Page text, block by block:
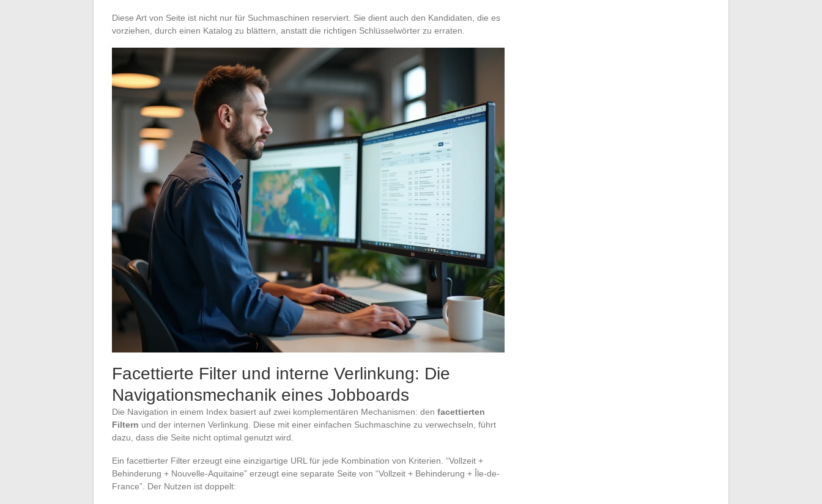
Diese Art von Seite ist nicht nur für Suchmaschinen reserviert. Sie dient auch den Kandidaten, die es
vorziehen, durch einen Katalog zu blättern, anstatt die richtigen Schlüsselwörter zu erraten.
Facettierte Filter und interne Verlinkung: Die
Navigationsmechanik eines Jobboards
Die Navigation in einem Index basiert auf zwei komplementären Mechanismen: den facettierten
Filtern und der internen Verlinkung. Diese mit einer einfachen Suchmaschine zu verwechseln, führt
dazu, dass die Seite nicht optimal genutzt wird.
Ein facettierter Filter erzeugt eine einzigartige URL für jede Kombination von Kriterien. “Vollzeit +
Behinderung + Nouvelle-Aquitaine” erzeugt eine separate Seite von “Vollzeit + Behinderung + Île-de-
France”. Der Nutzen ist doppelt: